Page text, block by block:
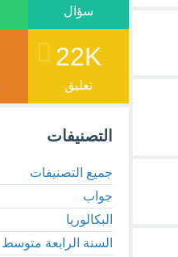
سؤال
22K
تعليق
التصنيفات
جميع التصنيفات
جواب
البكالوريا
السنة الرابعة متوسط